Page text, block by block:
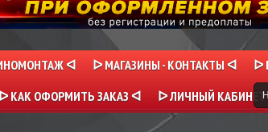
ᐊ ᐅ МАГАЗИНЫ - КОНТАКТЫ ᐊ ᐅ
ᐅ КАК ОФОРМИТЬ ЗАКАЗ ᐊ ᐅ ЛИЧНЫЙ